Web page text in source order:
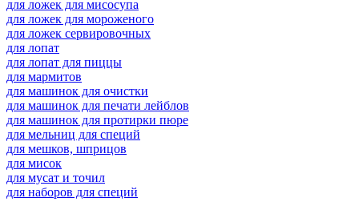
для ложек для мисосупа
для ложек для мороженого
для ложек сервировочных
для лопат
для лопат для пиццы
для мармитов
для машинок для очистки
для машинок для печати лейблов
для машинок для протирки пюре
для мельниц для специй
для мешков, шприцов
для мисок
для мусат и точил
для наборов для специй